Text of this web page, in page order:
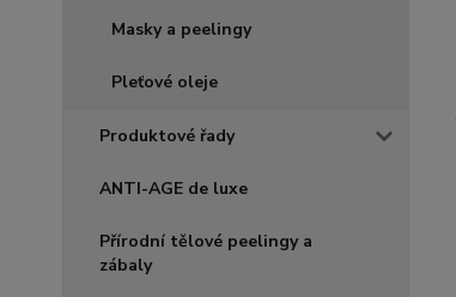
Masky a peelingy
Pleťové oleje
Produktové řady
ANTI-AGE de luxe
Přírodní tělové peelingy a
zábaly